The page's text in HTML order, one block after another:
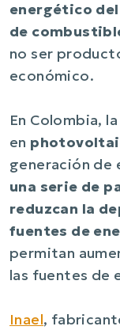
energético
de
no ser
económico.
En Colombia,
en
generación de
una serie de
reduzcan la
fuentes de
permitan
las fuentes de
Inael,